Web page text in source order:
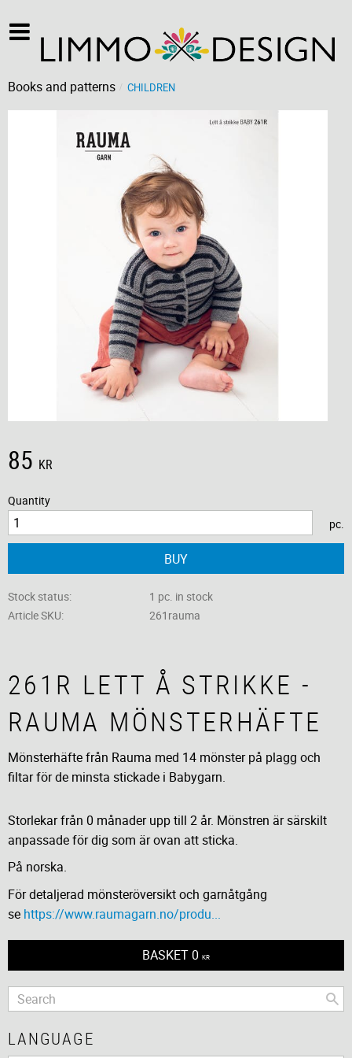
Books and patterns CHILDREN
85 KR
Quantity
pc.
BUY
Stock status
1 pc. in stock
Article SKU
261rauma
261R LETT Å STRIKKE -
RAUMA MÖNSTERHÄFTE
Mönsterhäfte från Rauma med 14 mönster på plagg och
filtar för de minsta stickade i Babygarn.
Storlekar från 0 månader upp till 2 år. Mönstren är särskilt
anpassade för dig som är ovan att sticka.
På norska.
För detaljerad mönsteröversikt och garnåtgång
se https://www.raumagarn.no/produ...
BASKET 0 KR
LANGUAGE